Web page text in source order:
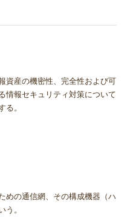
産の機密性、完全性および可
情報セキュリティ対策について
る。
めの通信網、その構成機器（ハ
う。